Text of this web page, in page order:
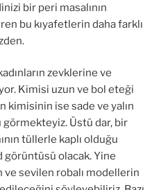
bir peri masalının
bu kıyafetlerin daha farklı
zevklerine ve
Kimisi uzun ve bol eteği
kimisinin ise sade ve yalın
görmekteyiz. Üstü dar, bir
tüllerle kaplı olduğu
olacak. Yine
ve sevilen robalı modellerin